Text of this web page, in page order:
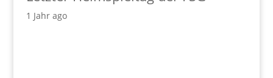
1 Jahr ago